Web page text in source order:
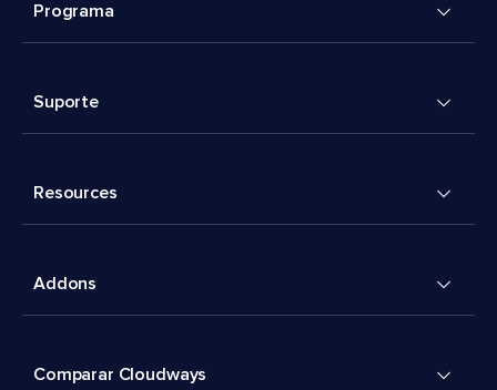
Programa
Suporte
Resources
Addons
Comparar Cloudways